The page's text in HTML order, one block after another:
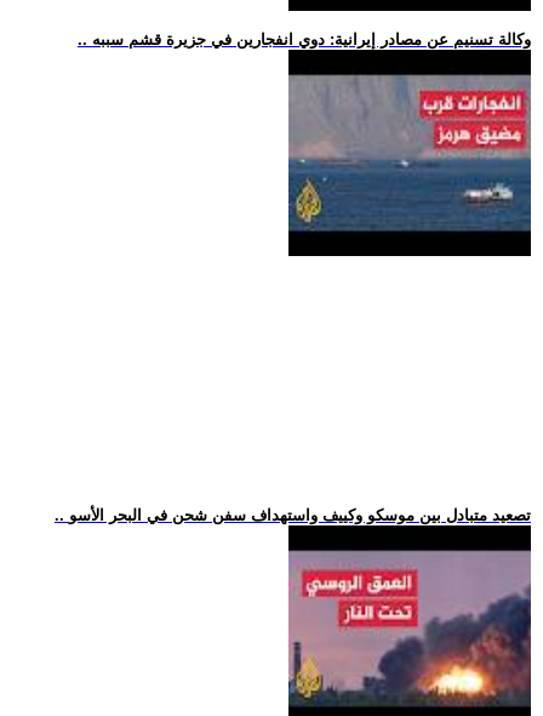
.. وكالة تسنيم عن مصادر إيرانية: دوي انفجارين في جزيرة قشم سببه
.. تصعيد متبادل بين موسكو وكييف واستهداف سفن شحن في البحر الأسو